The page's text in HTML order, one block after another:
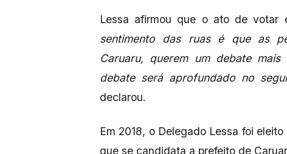
Lessa afirmou que o ato de votar
sentimento das ruas é que as
Caruaru, querem um debate
debate será aprofundado no
declarou.
Em 2018, o Delegado Lessa foi
que se candidata a prefeito de